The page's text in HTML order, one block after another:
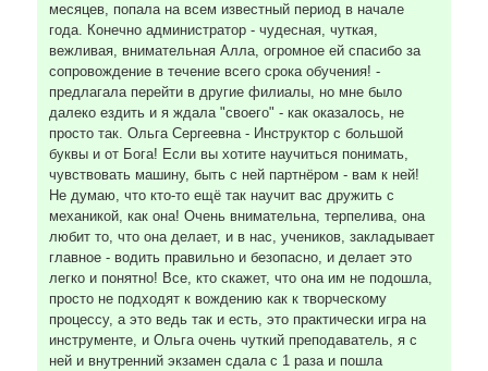
месяцев, попала на всем известный период в начале
года. Конечно администратор - чудесная, чуткая,
вежливая, внимательная Алла, огромное ей спасибо за
сопровождение в течение всего срока обучения! -
предлагала перейти в другие филиалы, но мне было
далеко ездить и я ждала "своего" - как оказалось, не
просто так. Ольга Сергеевна - Инструктор с большой
буквы и от Бога! Если вы хотите научиться понимать,
чувствовать машину, быть с ней партнёром - вам к ней!
Не думаю, что кто-то ещё так научит вас дружить с
механикой, как она! Очень внимательна, терпелива, она
любит то, что она делает, и в нас, учеников, закладывает
главное - водить правильно и безопасно, и делает это
легко и понятно! Все, кто скажет, что она им не подошла,
просто не подходят к вождению как к творческому
процессу, а это ведь так и есть, это практически игра на
инструменте, и Ольга очень чуткий преподаватель, я с
ней и внутренний экзамен сдала с 1 раза и пошла